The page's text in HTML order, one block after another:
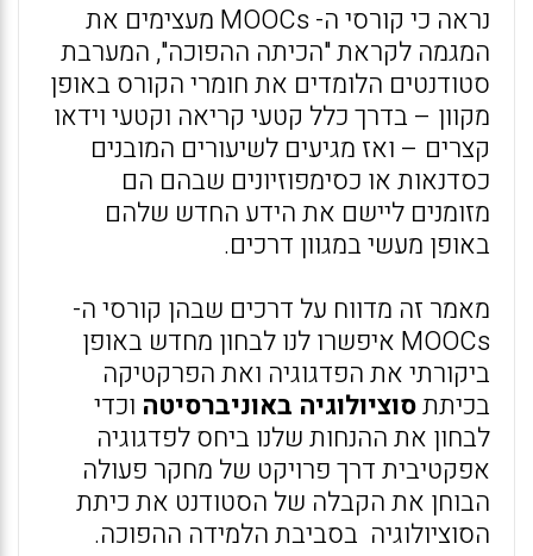
נראה כי קורסי ה- MOOCs מעצימים את
המגמה לקראת "הכיתה ההפוכה", המערבת
סטודנטים הלומדים את חומרי הקורס באופן
מקוון – בדרך כלל קטעי קריאה וקטעי וידאו
קצרים – ואז מגיעים לשיעורים המובנים
כסדנאות או כסימפוזיונים שבהם הם
מזומנים ליישם את הידע החדש שלהם
באופן מעשי במגוון דרכים.
מאמר זה מדווח על דרכים שבהן קורסי ה-
MOOCs איפשרו לנו לבחון מחדש באופן
ביקורתי את הפדגוגיה ואת הפרקטיקה
בכיתתסוציולוגיה באוניברסיטה וכדי
לבחון את ההנחות שלנו ביחס לפדגוגיה
אפקטיבית דרך פרויקט של מחקר פעולה
הבוחן את הקבלה של הסטודנט את כיתת
הסוציולוגיה בסביבת הלמידה ההפוכה.